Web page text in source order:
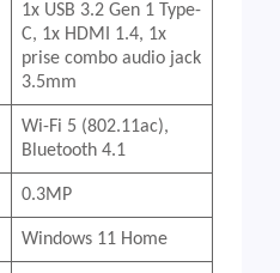
1x USB 3.2 Gen 1 Type-
C, 1x HDMI 1.4, 1x
prise combo audio jack
3.5mm
Wi-Fi 5 (802.11ac),
Bluetooth 4.1
0.3MP
Windows 11 Home